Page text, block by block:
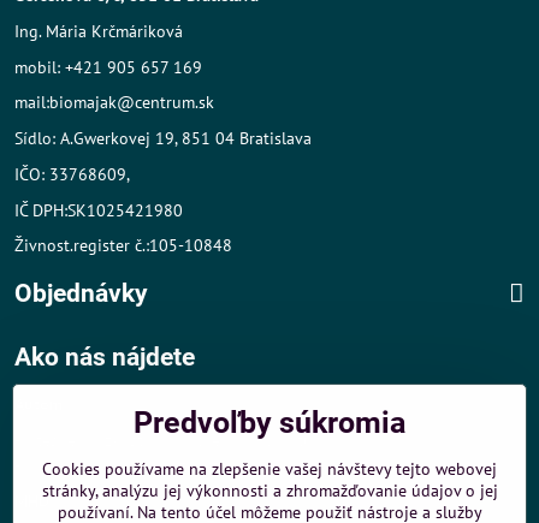
Ing. Mária Krčmáriková
mobil: +421 905 657 169
mail:biomajak@centrum.sk
Sídlo: A.Gwerkovej 19, 851 04 Bratislava
IČO: 33768609,
IČ DPH:SK1025421980
Živnost.register č.:105-10848
Objednávky
Ako nás nájdete
- v tesnej blízkosti diaľničného obchvatu
- dobré parkovacie možnosti 40 m od predajne
MHD:
Predvoľby súkromia
Cookies používame na zlepšenie vašej návštevy tejto webovej
stránky, analýzu jej výkonnosti a zhromažďovanie údajov o jej
používaní. Na tento účel môžeme použiť nástroje a služby